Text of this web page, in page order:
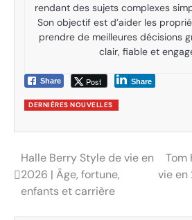
rendant des sujets complexes
Son objectif est d’aider les
prendre de meilleures décisions
clair, fiable et
Share Post Share
DERNIÈRES NOUVELLES
Post
navigation
Halle Berry Style de vie en
2026 | Âge, fortune,
enfants et carrière
Tom
vie en